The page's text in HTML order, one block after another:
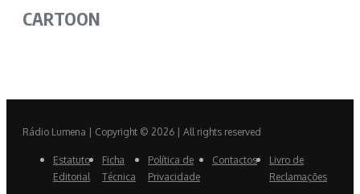
CARTOON
Rádio Lumena | Copyright © 2026 | All rights reserved
Estatuto
Editorial
Ficha
Técnica
Política de
Privacidade
Contactos
Livro de
Reclamações